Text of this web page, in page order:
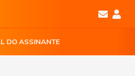
DO ASSINANTE